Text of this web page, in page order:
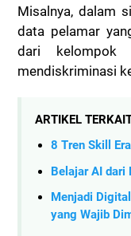
Misalnya, dalam
data pelamar
dari kelompok
mendiskriminasi
ARTIKEL
8 Tren Skill
Belajar AI dari
Menjadi
yang Wajib